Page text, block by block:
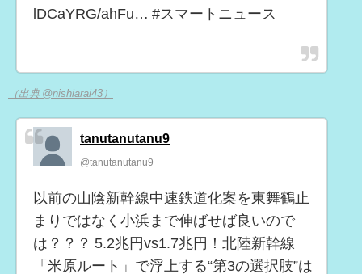
lDCaYRG/ahFu… #スマートニュース
（出典 @nishiarai43）
tanutanutanu9
@tanutanutanu9
以前の山陰新幹線中速鉄道化案を東舞鶴止
まりではなく小浜まで伸ばせば良いので
は？？？ 5.2兆円vs1.7兆円！北陸新幹線
「米原ルート」で浮上する“第3の選択肢”は